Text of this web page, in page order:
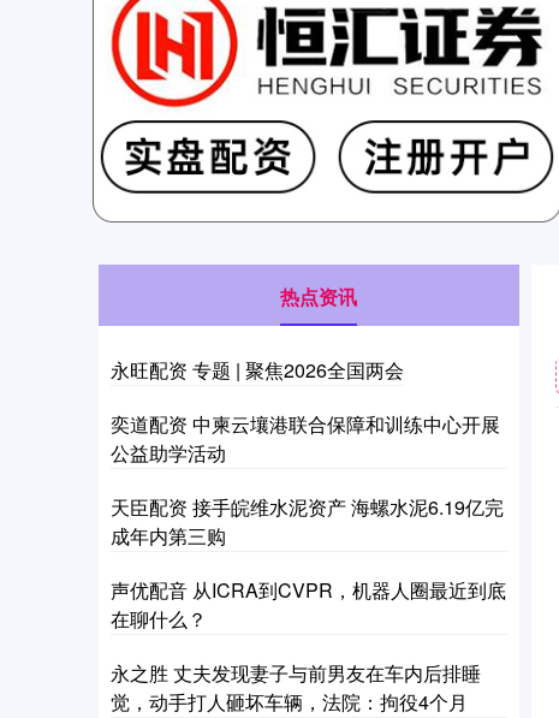
热点资讯
永旺配资 专题 | 聚焦2026全国两会
奕道配资 中柬云壤港联合保障和训练中心开展
公益助学活动
天臣配资 接手皖维水泥资产 海螺水泥6.19亿完
成年内第三购
声优配音 从ICRA到CVPR，机器人圈最近到底
在聊什么？
永之胜 丈夫发现妻子与前男友在车内后排睡
觉，动手打人砸坏车辆，法院：拘役4个月